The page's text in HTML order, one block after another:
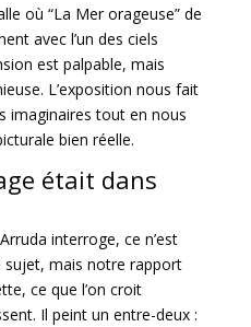
où “La Mer orageuse” de
avec l’un des ciels
est palpable, mais
L’exposition nous fait
imaginaires tout en nous
bien réelle.
était dans
interroge, ce n’est
sujet, mais notre rapport
ce que l’on croit
Il peint un entre-deux :